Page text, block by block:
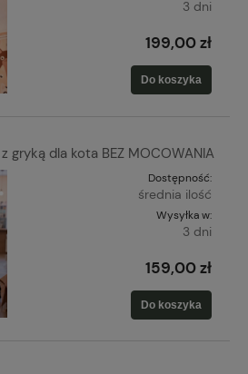
3 dni
199,00 zł
Do koszyka
gryką dla kota BEZ MOCOWANIA
Dostępność:
średnia ilość
Wysyłka w:
3 dni
159,00 zł
Do koszyka